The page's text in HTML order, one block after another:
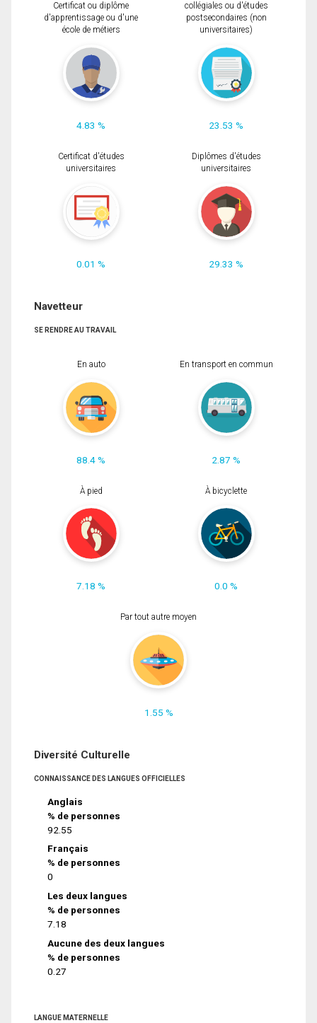
Certificat ou diplôme
d'apprentissage ou d'une
école de métiers
4.83 %
collégiales ou d'études
postsecondaires (non
universitaires)
23.53 %
Certificat d'études
universitaires
0.01 %
Diplômes d'études
universitaires
29.33 %
Navetteur
SE RENDRE AU TRAVAIL
En auto
88.4 %
En transport en commun
2.87 %
À pied
7.18 %
À bicyclette
0.0 %
Par tout autre moyen
1.55 %
Diversité Culturelle
CONNAISSANCE DES LANGUES OFFICIELLES
Anglais
% de personnes
92.55
Français
% de personnes
0
Les deux langues
% de personnes
7.18
Aucune des deux langues
% de personnes
0.27
LANGUE MATERNELLE